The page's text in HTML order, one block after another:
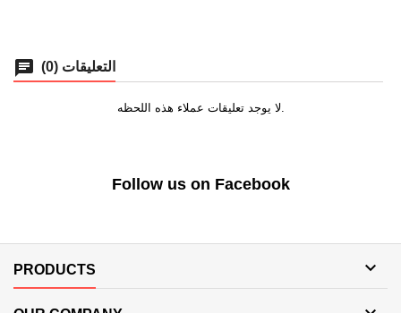
chat التعليقات (0)
لا يوجد تعليقات عملاء هذه اللحظه.
Follow us on Facebook
PRODUCTS 